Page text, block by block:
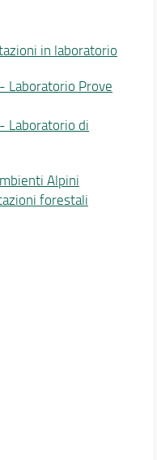
in laboratorio
Laboratorio Prove
Laboratorio di
Alpini
forestali